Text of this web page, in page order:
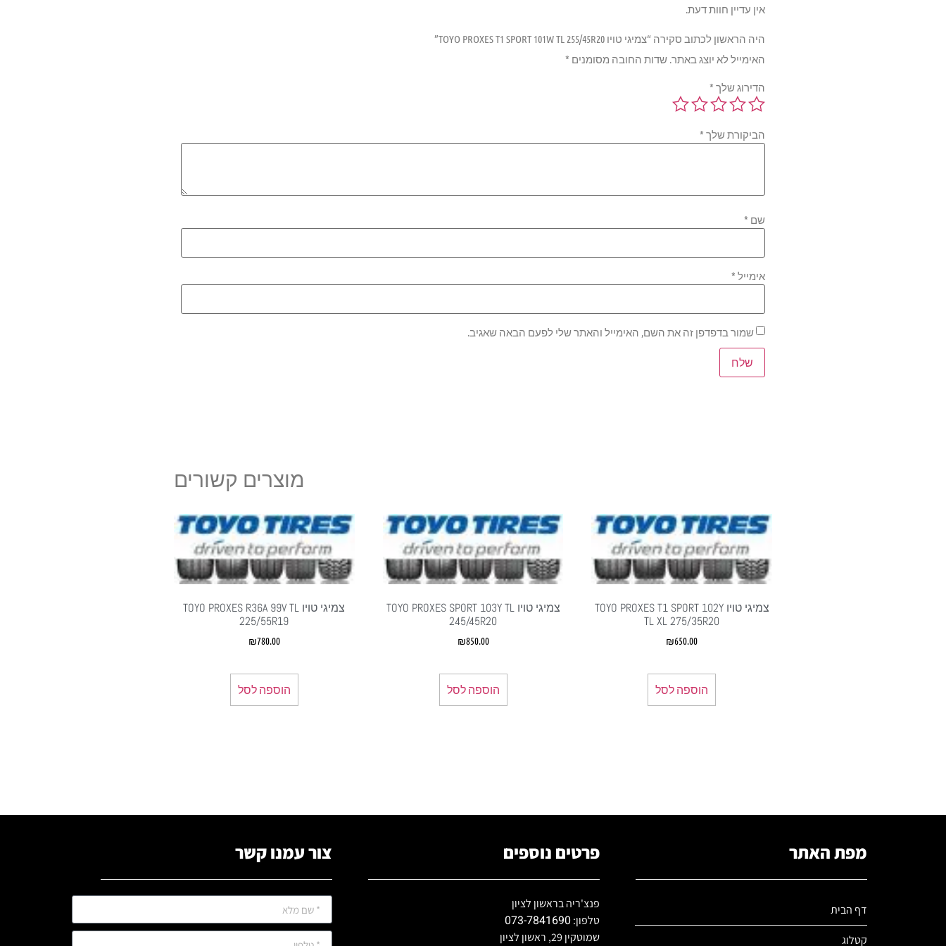
אין עדיין חוות דעת.
היה הראשון לכתוב סקירה “צמיגי טויו TOYO PROXES T1 SPORT 101W TL 255/45R20”
האימייל לא יוצג באתר. שדות החובה מסומנים *
הדירוג שלך *
הביקורת שלך *
שם *
אימייל *
שמור בדפדפן זה את השם, האימייל והאתר שלי לפעם הבאה שאגיב.
מוצרים קשורים
צמיגי טויו TOYO PROXES T1 SPORT 102Y
TL XL 275/35R20
₪650.00
הוספה לסל
צמיגי טויו TOYO PROXES SPORT 103Y TL
245/45R20
₪850.00
הוספה לסל
צמיגי טויו TOYO PROXES R36A 99V TL
225/55R19
₪780.00
הוספה לסל
מפת האתר
דף הבית
קטלוג
פרטים נוספים
פנצ'ריה בראשון לציון
טלפון:073-7841690
שמוטקין 29, ראשון לציון
צור עמנו קשר